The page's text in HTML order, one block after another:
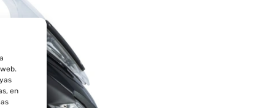
en